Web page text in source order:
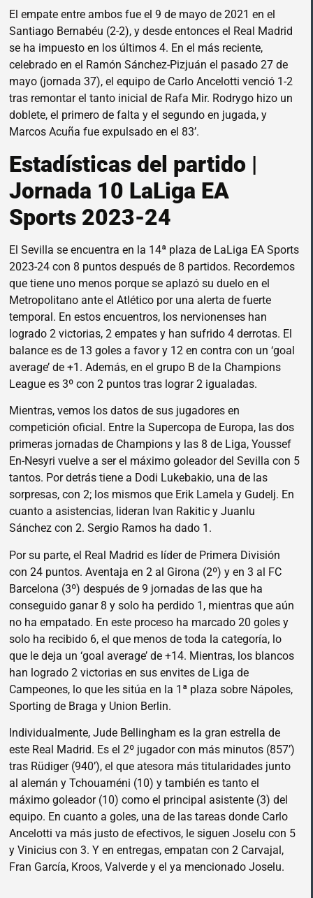
El empate entre ambos fue el 9 de mayo de 2021 en el
Santiago Bernabéu (2-2), y desde entonces el Real Madrid
se ha impuesto en los últimos 4. En el más reciente,
celebrado en el Ramón Sánchez-Pizjuán el pasado 27 de
mayo (jornada 37), el equipo de Carlo Ancelotti venció 1-2
tras remontar el tanto inicial de Rafa Mir. Rodrygo hizo un
doblete, el primero de falta y el segundo en jugada, y
Marcos Acuña fue expulsado en el 83’.
Estadísticas del partido |
Jornada 10 LaLiga EA
Sports 2023-24
El Sevilla se encuentra en la 14ª plaza de LaLiga EA Sports
2023-24 con 8 puntos después de 8 partidos. Recordemos
que tiene uno menos porque se aplazó su duelo en el
Metropolitano ante el Atlético por una alerta de fuerte
temporal. En estos encuentros, los nervionenses han
logrado 2 victorias, 2 empates y han sufrido 4 derrotas. El
balance es de 13 goles a favor y 12 en contra con un ‘goal
average’ de +1. Además, en el grupo B de la Champions
League es 3º con 2 puntos tras lograr 2 igualadas.
Mientras, vemos los datos de sus jugadores en
competición oficial. Entre la Supercopa de Europa, las dos
primeras jornadas de Champions y las 8 de Liga, Youssef
En-Nesyri vuelve a ser el máximo goleador del Sevilla con 5
tantos. Por detrás tiene a Dodi Lukebakio, una de las
sorpresas, con 2; los mismos que Erik Lamela y Gudelj. En
cuanto a asistencias, lideran Ivan Rakitic y Juanlu
Sánchez con 2. Sergio Ramos ha dado 1.
Por su parte, el Real Madrid es líder de Primera División
con 24 puntos. Aventaja en 2 al Girona (2º) y en 3 al FC
Barcelona (3º) después de 9 jornadas de las que ha
conseguido ganar 8 y solo ha perdido 1, mientras que aún
no ha empatado. En este proceso ha marcado 20 goles y
solo ha recibido 6, el que menos de toda la categoría, lo
que le deja un ‘goal average’ de +14. Mientras, los blancos
han logrado 2 victorias en sus envites de Liga de
Campeones, lo que les sitúa en la 1ª plaza sobre Nápoles,
Sporting de Braga y Union Berlin.
Individualmente, Jude Bellingham es la gran estrella de
este Real Madrid. Es el 2º jugador con más minutos (857’)
tras Rüdiger (940’), el que atesora más titularidades junto
al alemán y Tchouaméni (10) y también es tanto el
máximo goleador (10) como el principal asistente (3) del
equipo. En cuanto a goles, una de las tareas donde Carlo
Ancelotti va más justo de efectivos, le siguen Joselu con 5
y Vinicius con 3. Y en entregas, empatan con 2 Carvajal,
Fran García, Kroos, Valverde y el ya mencionado Joselu.